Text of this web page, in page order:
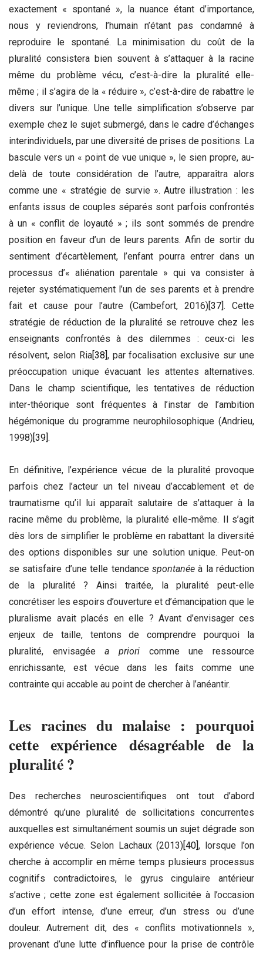
exactement « spontané », la nuance étant d’importance,
nous y reviendrons, l’humain n’étant pas condamné à
reproduire le spontané. La minimisation du coût de la
pluralité consistera bien souvent à s’attaquer à la racine
même du problème vécu, c’est-à-dire la pluralité elle-
même ; il s’agira de la « réduire », c’est-à-dire de rabattre le
divers sur l’unique. Une telle simplification s’observe par
exemple chez le sujet submergé, dans le cadre d’échanges
interindividuels, par une diversité de prises de positions. La
bascule vers un « point de vue unique », le sien propre, au-
delà de toute considération de l’autre, apparaîtra alors
comme une « stratégie de survie ». Autre illustration : les
enfants issus de couples séparés sont parfois confrontés
à un « conflit de loyauté » ; ils sont sommés de prendre
position en faveur d’un de leurs parents. Afin de sortir du
sentiment d’écartèlement, l’enfant pourra entrer dans un
processus d’« aliénation parentale » qui va consister à
rejeter systématiquement l’un de ses parents et à prendre
fait et cause pour l’autre (Cambefort, 2016)[37]. Cette
stratégie de réduction de la pluralité se retrouve chez les
enseignants confrontés à des dilemmes : ceux-ci les
résolvent, selon Ria[38], par focalisation exclusive sur une
préoccupation unique évacuant les attentes alternatives.
Dans le champ scientifique, les tentatives de réduction
inter-théorique sont fréquentes à l’instar de l’ambition
hégémonique du programme neurophilosophique (Andrieu,
1998)[39].
En définitive, l’expérience vécue de la pluralité provoque
parfois chez l’acteur un tel niveau d’accablement et de
traumatisme qu’il lui apparaît salutaire de s’attaquer à la
racine même du problème, la pluralité elle-même. Il s’agit
dès lors de simplifier le problème en rabattant la diversité
des options disponibles sur une solution unique. Peut-on
se satisfaire d’une telle tendance spontanéeà la réduction
de la pluralité ? Ainsi traitée, la pluralité peut-elle
concrétiser les espoirs d’ouverture et d’émancipation que le
pluralisme avait placés en elle ? Avant d’envisager ces
enjeux de taille, tentons de comprendre pourquoi la
pluralité, envisagéea priori comme une ressource
enrichissante, est vécue dans les faits comme une
contrainte qui accable au point de chercher à l’anéantir.
Les racines du malaise : pourquoi
cette expérience désagréable de la
pluralité ?
Des recherches neuroscientifiques ont tout d’abord
démontré qu’une pluralité de sollicitations concurrentes
auxquelles est simultanément soumis un sujet dégrade son
expérience vécue. Selon Lachaux (2013)[40], lorsque l’on
cherche à accomplir en même temps plusieurs processus
cognitifs contradictoires, le gyrus cingulaire antérieur
s’active ; cette zone est également sollicitée à l’occasion
d’un effort intense, d’une erreur, d’un stress ou d’une
douleur. Autrement dit, des « conflits motivationnels »,
provenant d’une lutte d’influence pour la prise de contrôle